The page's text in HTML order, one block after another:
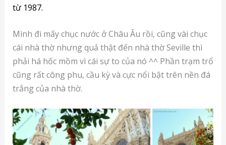
từ 1987.
Mình đi mấy chục nước ở Châu Âu rồi, cũng vài chục
cái nhà thờ nhưng quả thật đến nhà thờ Seville thì
phải há hốc mồm vì cái sự to của nó ^^ Phần trạm trổ
cũng rất công phu, cầu kỳ và cực nổi bật trên nền đá
trắng của nhà thờ.